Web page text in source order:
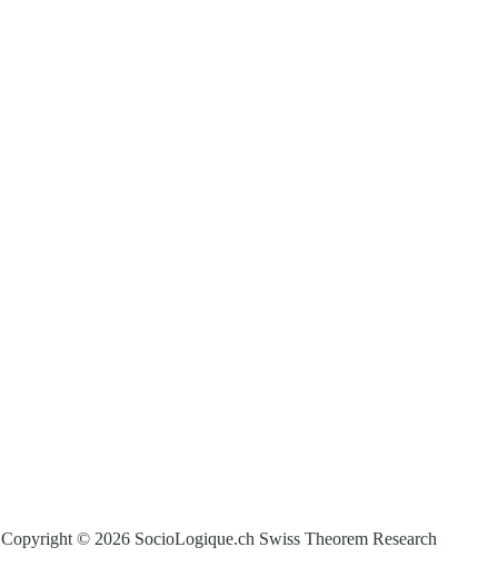
Copyright © 2026 SocioLogique.ch Swiss Theorem Research